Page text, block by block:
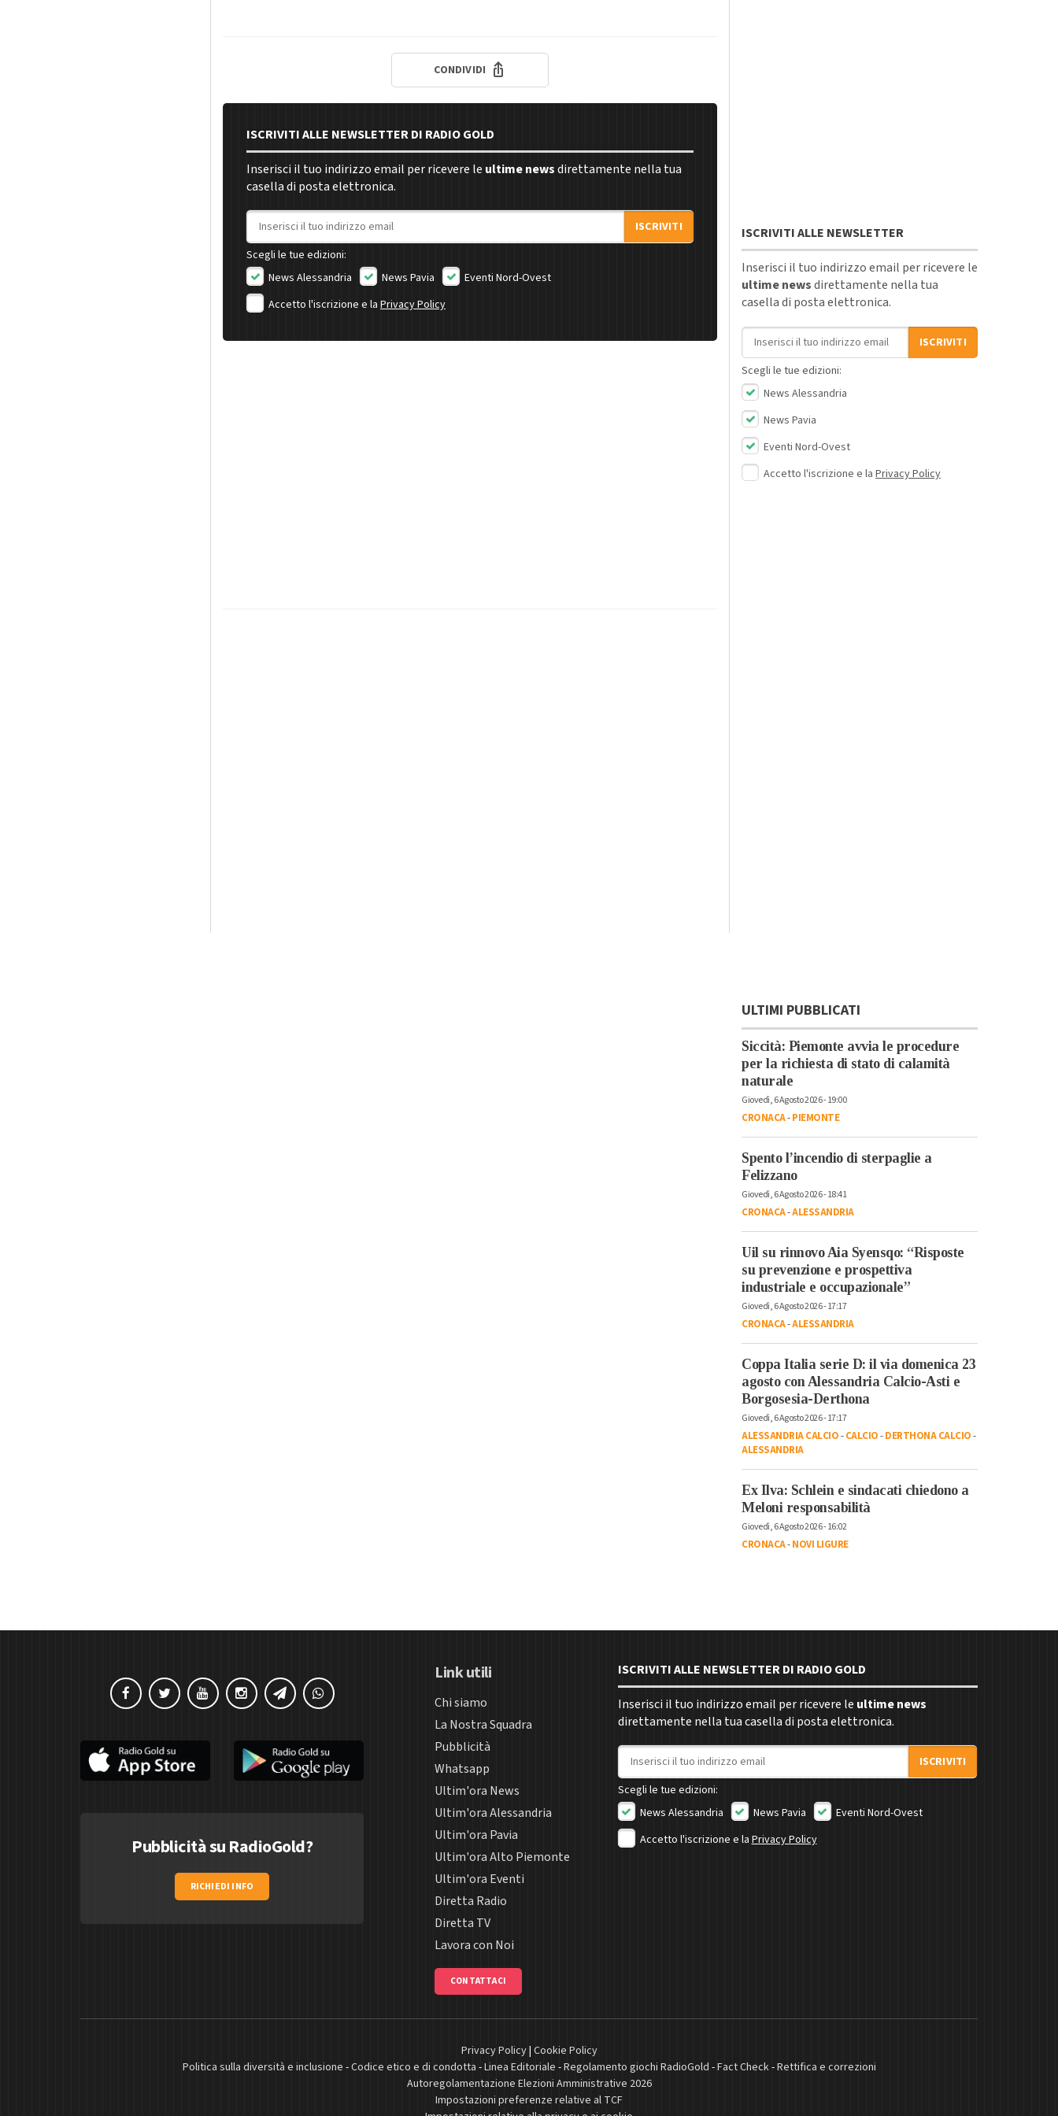
CONDIVIDI
ISCRIVITI ALLE NEWSLETTER DI RADIO GOLD
Inserisci il tuo indirizzo email per ricevere le ultime newsdirettamente nella tua
casella di posta elettronica.
Indirizzo email
ISCRIVITI
Scegli le tue edizioni:
News Alessandria
News Pavia
Eventi Nord-Ovest
Accetto l'iscrizione e la Privacy Policy
ISCRIVITI ALLE NEWSLETTER
Inserisci il tuo indirizzo email per ricevere le
ultime newsdirettamente nella tua
casella di posta elettronica.
Indirizzo email
ISCRIVITI
Scegli le tue edizioni:
News Alessandria
News Pavia
Eventi Nord-Ovest
Accetto l'iscrizione e la Privacy Policy
ULTIMI PUBBLICATI
Siccità: Piemonte avvia le procedure
per la richiesta di stato di calamità
naturale
Giovedì, 6 Agosto 2026 - 19:00
CRONACA-PIEMONTE
Spento l’incendio di sterpaglie a
Felizzano
Giovedì, 6 Agosto 2026 - 18:41
CRONACA-ALESSANDRIA
Uil su rinnovo Aia Syensqo: “Risposte
su prevenzione e prospettiva
industriale e occupazionale”
Giovedì, 6 Agosto 2026 - 17:17
CRONACA-ALESSANDRIA
Coppa Italia serie D: il via domenica 23
agosto con Alessandria Calcio-Asti e
Borgosesia-Derthona
Giovedì, 6 Agosto 2026 - 17:17
ALESSANDRIA CALCIO-CALCIO-DERTHONA CALCIO-
ALESSANDRIA
Ex Ilva: Schlein e sindacati chiedono a
Meloni responsabilità
Giovedì, 6 Agosto 2026 - 16:02
CRONACA-NOVI LIGURE
Pubblicità su RadioGold?
RICHIEDI INFO
Link utili
Chi siamo
La Nostra Squadra
Pubblicità
Whatsapp
Ultim'ora News
Ultim'ora Alessandria
Ultim'ora Pavia
Ultim'ora Alto Piemonte
Ultim'ora Eventi
Diretta Radio
Diretta TV
Lavora con Noi
CONTATTACI
ISCRIVITI ALLE NEWSLETTER DI RADIO GOLD
Inserisci il tuo indirizzo email per ricevere le ultime news
direttamente nella tua casella di posta elettronica.
Indirizzo email
ISCRIVITI
Scegli le tue edizioni:
News Alessandria
News Pavia
Eventi Nord-Ovest
Accetto l'iscrizione e la Privacy Policy
Privacy Policy| Cookie Policy
Politica sulla diversità e inclusione -Codice etico e di condotta -Linea Editoriale -Regolamento giochi RadioGold -Fact Check-Rettifica e correzioni
Autoregolamentazione Elezioni Amministrative 2026
Impostazioni preferenze relative al TCF